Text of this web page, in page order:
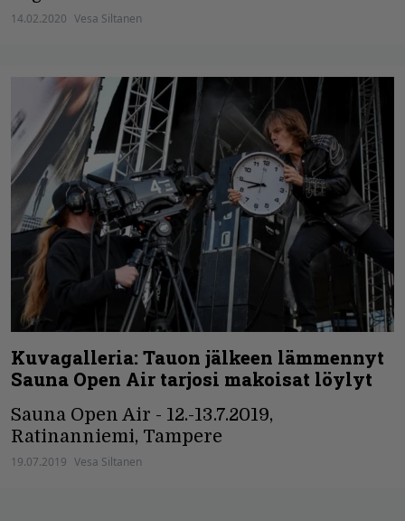
14.02.2020 Vesa Siltanen
Kuvagalleria: Tauon jälkeen lämmennyt
Sauna Open Air tarjosi makoisat löylyt
Sauna Open Air - 12.-13.7.2019,
Ratinanniemi, Tampere
19.07.2019 Vesa Siltanen